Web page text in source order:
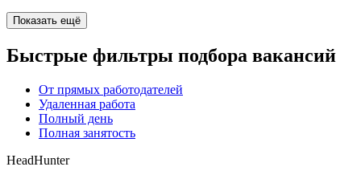
Показать ещё
Быстрые фильтры подбора вакансий
От прямых работодателей
Удаленная работа
Полный день
Полная занятость
HeadHunter